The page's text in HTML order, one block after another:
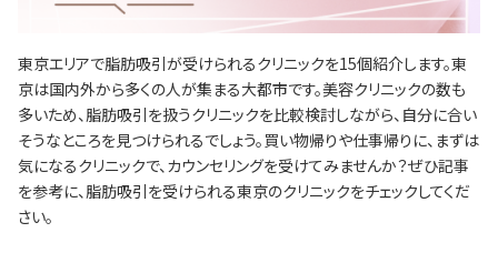
東京エリアで脂肪吸引が受けられるクリニックを15個紹介します。東
京は国内外から多くの人が集まる大都市です。美容クリニックの数も
多いため、脂肪吸引を扱うクリニックを比較検討しながら、自分に合い
そうなところを見つけられるでしょう。買い物帰りや仕事帰りに、まずは
気になるクリニックで、カウンセリングを受けてみませんか？ぜひ記事
を参考に、脂肪吸引を受けられる東京のクリニックをチェックしてくだ
さい。